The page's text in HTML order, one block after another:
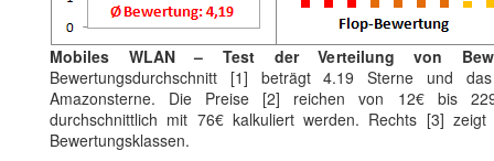
Mobiles WLAN – Test der Verteilung von
Bewertungsdurchschnitt [1] beträgt 4.19 Sterne und
Amazonsterne. Die Preise [2] reichen von 12€ bis
durchschnittlich mit 76€ kalkuliert werden. Rechts [3]
Bewertungsklassen.